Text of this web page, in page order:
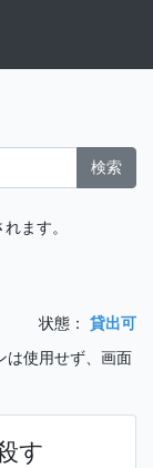
検索
ます。
状態：
貸出可
は使用せず、画面
す